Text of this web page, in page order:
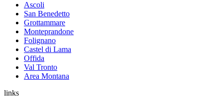
Ascoli
San Benedetto
Grottammare
Monteprandone
Folignano
Castel di Lama
Offida
Val Tronto
Area Montana
links